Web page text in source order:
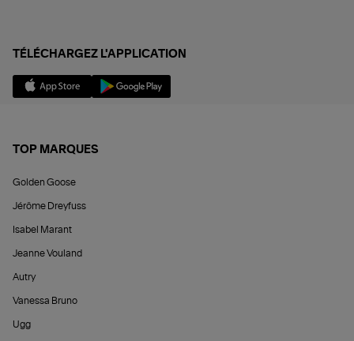
TÉLÉCHARGEZ L'APPLICATION
TOP MARQUES
Golden Goose
Jérôme Dreyfuss
Isabel Marant
Jeanne Vouland
Autry
Vanessa Bruno
Ugg